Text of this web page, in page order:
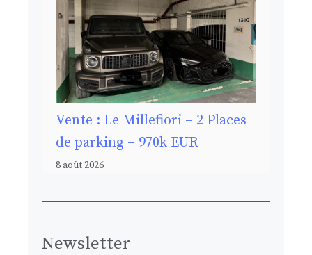
Vente : Le Millefiori – 2 Places
de parking – 970k EUR
8 août 2026
Newsletter